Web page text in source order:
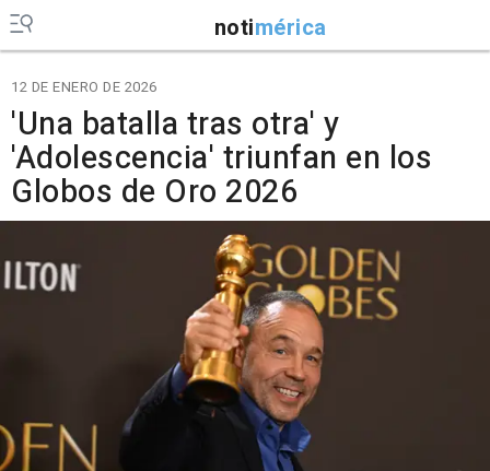
notimérica
12 DE ENERO DE 2026
'Una batalla tras otra' y
'Adolescencia' triunfan en los
Globos de Oro 2026